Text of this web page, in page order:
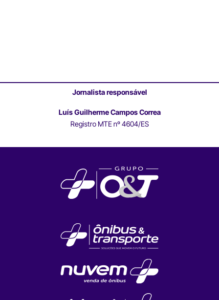
Jornalista responsável
Luís Guilherme Campos Correa
Registro MTE nº 4604/ES